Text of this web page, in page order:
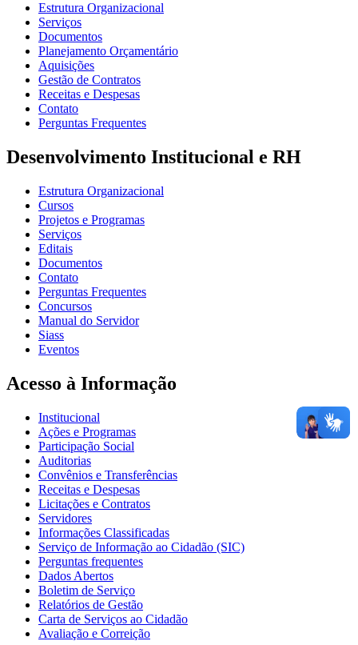
Estrutura Organizacional
Serviços
Documentos
Planejamento Orçamentário
Aquisições
Gestão de Contratos
Receitas e Despesas
Contato
Perguntas Frequentes
Desenvolvimento Institucional e RH
Estrutura Organizacional
Cursos
Projetos e Programas
Serviços
Editais
Documentos
Contato
Perguntas Frequentes
Concursos
Manual do Servidor
Siass
Eventos
Acesso à Informação
Institucional
Ações e Programas
Participação Social
Auditorias
Convênios e Transferências
Receitas e Despesas
Licitações e Contratos
Servidores
Informações Classificadas
Serviço de Informação ao Cidadão (SIC)
Perguntas frequentes
Dados Abertos
Boletim de Serviço
Relatórios de Gestão
Carta de Serviços ao Cidadão
Avaliação e Correição